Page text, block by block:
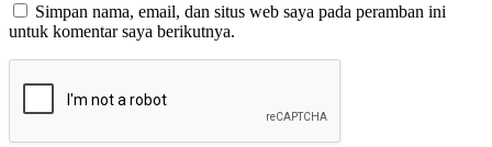
Simpan nama, email, dan situs web saya pada peramban ini
untuk komentar saya berikutnya.